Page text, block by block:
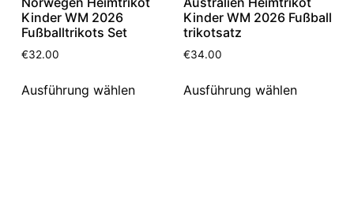
Kinder WM 2026
Fußballtrikots Set
€32.00
Ausführung wählen
Kinder WM 2026 Fußball
trikotsatz
€34.00
Ausführung wählen